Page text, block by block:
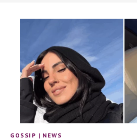
GOSSIP | NEWS